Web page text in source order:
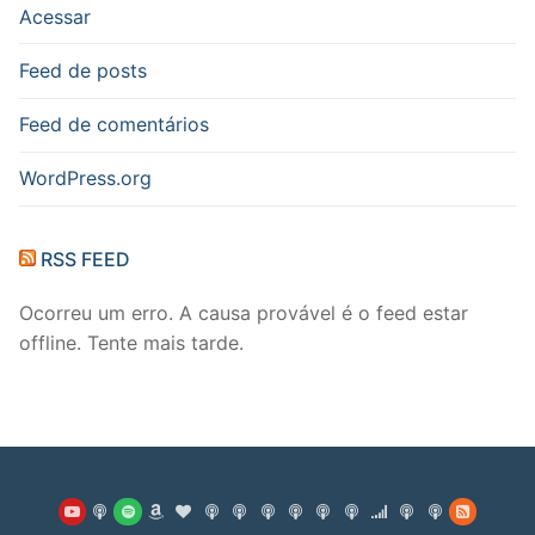
Acessar
Feed de posts
Feed de comentários
WordPress.org
RSS FEED
Ocorreu um erro. A causa provável é o feed estar
offline. Tente mais tarde.